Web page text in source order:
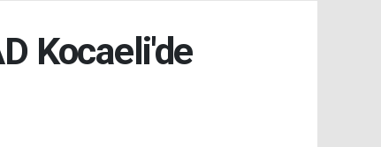
Kocaeli'de